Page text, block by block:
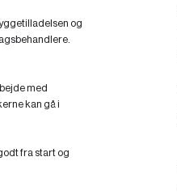
og
med
kan gå i
fra start og